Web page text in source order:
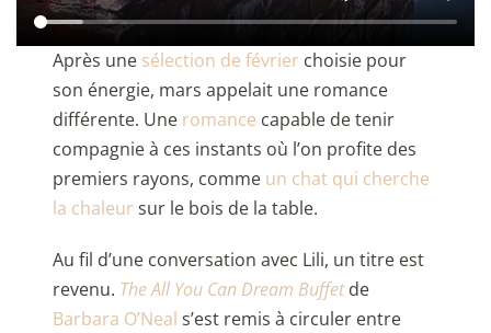
Après une sélection de février choisie pour
son énergie, mars appelait une romance
différente. Une romance capable de tenir
compagnie à ces instants où l’on profite des
premiers rayons, comme un chat qui cherche
la chaleur sur le bois de la table.
Au fil d’une conversation avec Lili, un titre est
revenu. The All You Can Dream Buffetde
Barbara O’Neal s’est remis à circuler entre